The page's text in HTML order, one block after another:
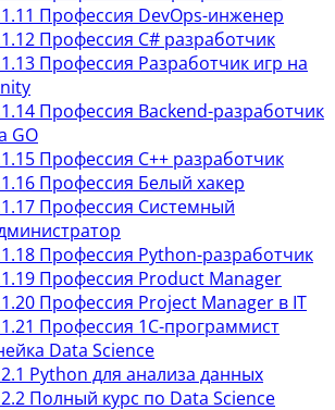
Профессия DevOps-инженер
Профессия C# разработчик
Профессия Разработчик игр на
Профессия Backend-разработчик
GO
Профессия C++ разработчик
Профессия Белый хакер
Профессия Cистемный
Профессия Python-разработчик
Профессия Product Manager
Профессия Project Manager в IT
Профессия 1С-программист
Data Science
Python для анализа данных
Полный курс по Data Science